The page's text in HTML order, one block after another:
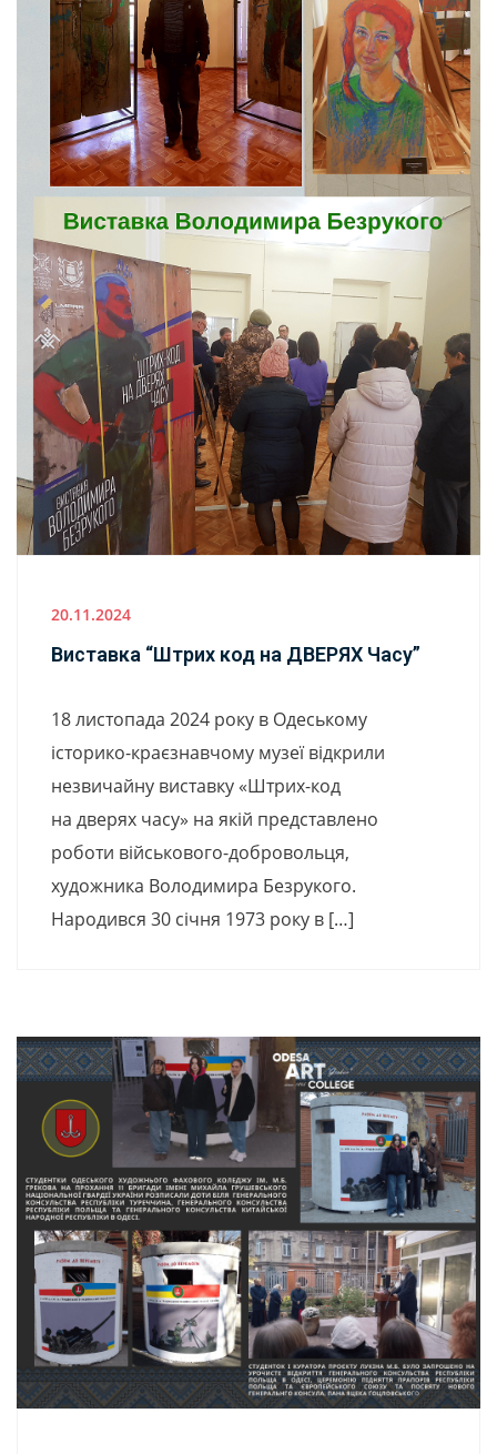
20.11.2024
Виставка “Штрих код на ДВЕРЯХ Часу”
18 листопада 2024 року в Одеському
історико-краєзнавчому музеї відкрили
незвичайну виставку «Штрих-код
на дверях часу» на якій представлено
роботи військового-добровольця,
художника Володимира Безрукого.
Народився 30 січня 1973 року в […]